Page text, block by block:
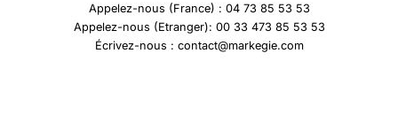
Appelez-nous (France) : 04 73 85 53 53
Appelez-nous (Etranger): 00 33 473 85 53 53
Écrivez-nous : contact@markegie.com